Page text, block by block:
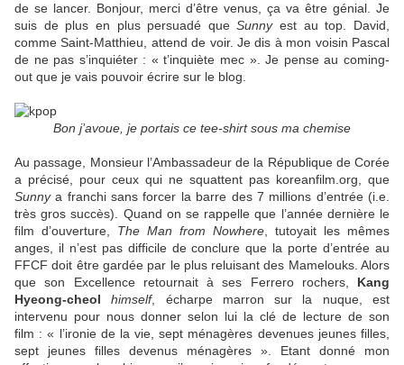
de se lancer. Bonjour, merci d’être venus, ça va être génial. Je
suis de plus en plus persuadé queSunnyest au top. David,
comme Saint-Matthieu, attend de voir. Je dis à mon voisin Pascal
de ne pas s’inquiéter : « t’inquiète mec ». Je pense au coming-
out que je vais pouvoir écrire sur le blog.
Bon j’avoue, je portais ce tee-shirt sous ma chemise
Au passage, Monsieur l’Ambassadeur de la République de Corée
a précisé, pour ceux qui ne squattent pas koreanfilm.org, que
Sunnya franchi sans forcer la barre des 7 millions d’entrée (i.e.
très gros succès). Quand on se rappelle que l’année dernière le
film d’ouverture, The Man from Nowhere , tutoyait les mêmes
anges, il n’est pas difficile de conclure que la porte d’entrée au
FFCF doit être gardée par le plus reluisant des Mamelouks. Alors
que son Excellence retournait à ses Ferrero rochers, Kang
Hyeong-cheol
himself, écharpe marron sur la nuque, est
intervenu pour nous donner selon lui la clé de lecture de son
film : « l’ironie de la vie, sept ménagères devenues jeunes filles,
sept jeunes filles devenus ménagères ». Etant donné mon